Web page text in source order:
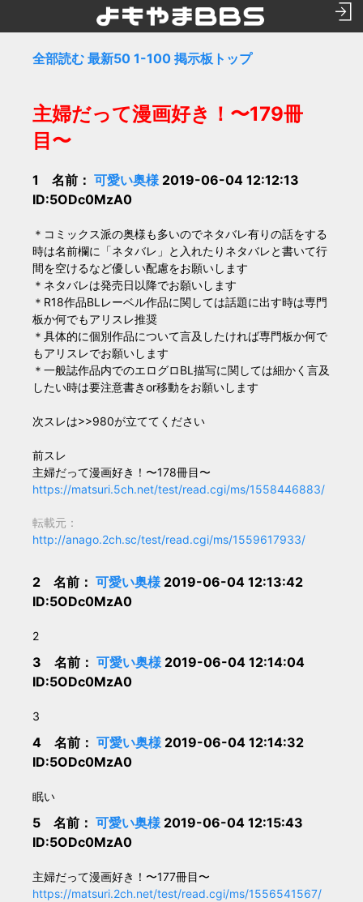
全部読む 最新50 1-100 掲示板トップ
主婦だって漫画好き！〜179冊
目〜
1 名前： 可愛い奥様2019-06-04 12:12:13
ID:5ODc0MzA0
＊コミックス派の奥様も多いのでネタバレ有りの話をする
時は名前欄に「ネタバレ」と入れたりネタバレと書いて行
間を空けるなど優しい配慮をお願いします
＊ネタバレは発売日以降でお願いします
＊R18作品BLレーベル作品に関しては話題に出す時は専門
板か何でもアリスレ推奨
＊具体的に個別作品について言及したければ専門板か何で
もアリスレでお願いします
＊一般誌作品内でのエログロBL描写に関しては細かく言及
したい時は要注意書きor移動をお願いします
次スレは>>980が立ててください
前スレ
主婦だって漫画好き！〜178冊目〜
https://matsuri.5ch.net/test/read.cgi/ms/1558446883/
転載元：
http://anago.2ch.sc/test/read.cgi/ms/1559617933/
2 名前： 可愛い奥様2019-06-04 12:13:42
ID:5ODc0MzA0
2
3 名前： 可愛い奥様2019-06-04 12:14:04
ID:5ODc0MzA0
3
4 名前： 可愛い奥様2019-06-04 12:14:32
ID:5ODc0MzA0
眠い
5 名前： 可愛い奥様2019-06-04 12:15:43
ID:5ODc0MzA0
主婦だって漫画好き！〜177冊目〜
https://matsuri.2ch.net/test/read.cgi/ms/1556541567/